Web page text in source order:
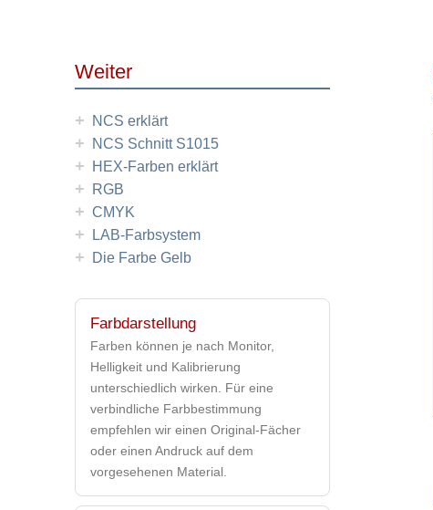
Weiter
+ NCS erklärt
+ NCS Schnitt S1015
+ HEX-Farben erklärt
+ RGB
+ CMYK
+ LAB-Farbsystem
+ Die Farbe Gelb
Farbdarstellung
Farben können je nach Monitor,
Helligkeit und Kalibrierung
unterschiedlich wirken. Für eine
verbindliche Farbbestimmung
empfehlen wir einen Original-Fächer
oder einen Andruck auf dem
vorgesehenen Material.